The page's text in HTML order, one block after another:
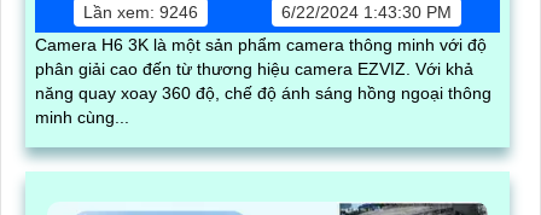
Lần xem: 9246
6/22/2024 1:43:30 PM
Camera H6 3K là một sản phẩm camera thông minh với độ
phân giải cao đến từ thương hiệu camera EZVIZ. Với khả
năng quay xoay 360 độ, chế độ ánh sáng hồng ngoại thông
minh cùng...